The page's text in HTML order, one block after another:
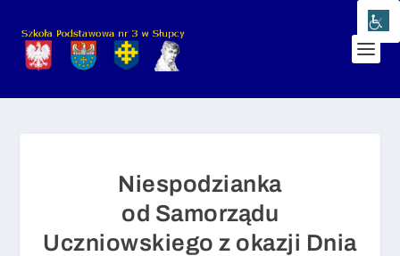
Niespodzianka
od Samorządu
Uczniowskiego z okazji Dnia